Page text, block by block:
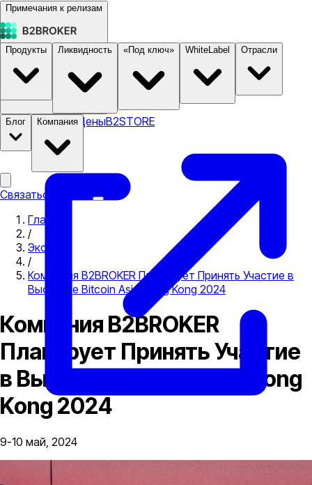
Примечания к релизам
Документация ЦеныB2STORE
Продукты Ликвидность «Под ключ» WhiteLabel Отрасли
Блог Компания
Связаться с нами
Главная
/
Экспо
/
Компания B2BROKER Планирует Принять Участие в
Выставке Bitcoin Asia Hong Kong 2024
Компания B2BROKER
Планирует Принять Участие
в Выставке Bitcoin Asia Hong
Kong 2024
9-10 май, 2024